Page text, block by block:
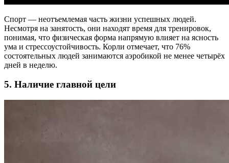
Спорт — неотъемлемая часть жизни успешных людей.
Несмотря на занятость, они находят время для тренировок,
понимая, что физическая форма напрямую влияет на ясность
ума и стрессоустойчивость. Корли отмечает, что 76%
состоятельных людей занимаются аэробикой не менее четырёх
дней в неделю.
5. Наличие главной цели